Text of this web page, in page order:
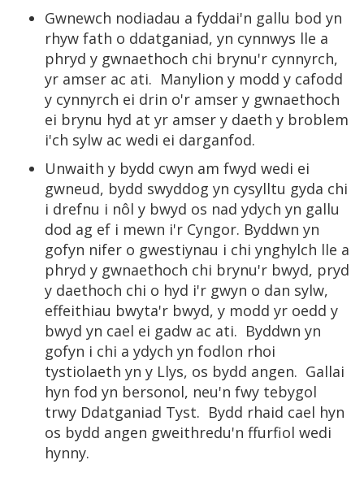
Gwnewch nodiadau a fyddai'n gallu bod yn
rhyw fath o ddatganiad, yn cynnwys lle a
phryd y gwnaethoch chi brynu'r cynnyrch,
yr amser ac ati. Manylion y modd y cafodd
y cynnyrch ei drin o'r amser y gwnaethoch
ei brynu hyd at yr amser y daeth y broblem
i'ch sylw ac wedi ei darganfod.
Unwaith y bydd cwyn am fwyd wedi ei
gwneud, bydd swyddog yn cysylltu gyda chi
i drefnu i nôl y bwyd os nad ydych yn gallu
dod ag ef i mewn i'r Cyngor. Byddwn yn
gofyn nifer o gwestiynau i chi ynghylch lle a
phryd y gwnaethoch chi brynu'r bwyd, pryd
y daethoch chi o hyd i'r gwyn o dan sylw,
effeithiau bwyta'r bwyd, y modd yr oedd y
bwyd yn cael ei gadw ac ati. Byddwn yn
gofyn i chi a ydych yn fodlon rhoi
tystiolaeth yn y Llys, os bydd angen. Gallai
hyn fod yn bersonol, neu'n fwy tebygol
trwy Ddatganiad Tyst. Bydd rhaid cael hyn
os bydd angen gweithredu'n ffurfiol wedi
hynny.